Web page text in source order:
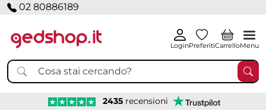
02 80886189
LoginPreferitiCarrelloMenu
2435 recensioni